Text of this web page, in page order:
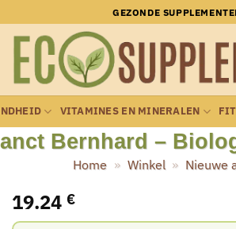
GEZONDE
VITAMINES EN MINERALEN
Bernhard –
Home » Winkel » Nieuwe
19.24 €